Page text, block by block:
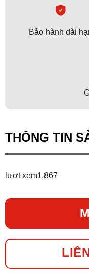
Bảo hành dài
THÔNG TIN
lượt xem1.867